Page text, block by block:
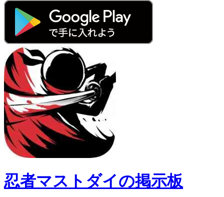
忍者マストダイの掲示板